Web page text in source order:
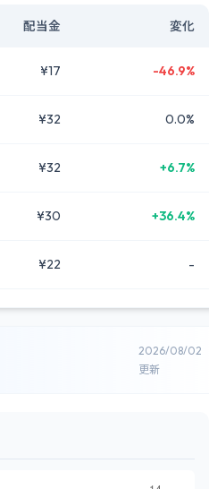
配当金 変化
¥17 -46.9%
¥32 0.0%
¥32 +6.7%
¥30 +36.4%
¥22 -
2026/08/02
更新